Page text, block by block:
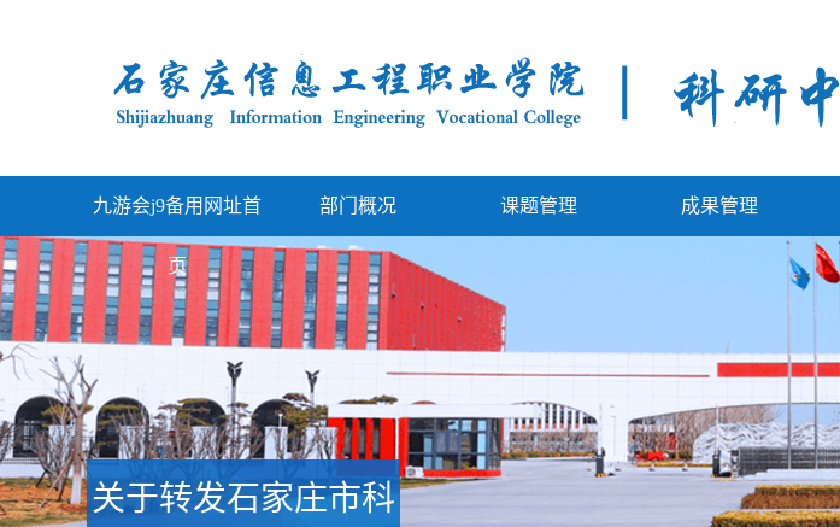
九游会j9备用网址首
页
部门概况 课题管理 成果管理
关于转发石家庄市科